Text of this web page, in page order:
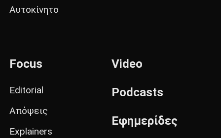
Αυτοκίνητο
Focus
Editorial
Απόψεις
Explainers
Video
Podcasts
Εφημερίδες